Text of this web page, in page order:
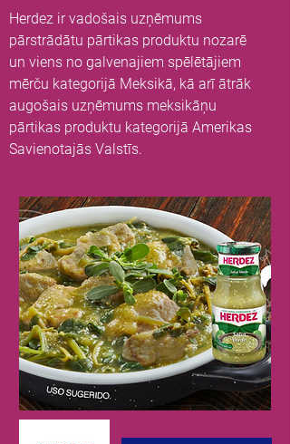
Herdez ir vadošais uzņēmums
pārstrādātu pārtikas produktu nozarē
un viens no galvenajiem spēlētājiem
mērču kategorijā Meksikā, kā arī ātrāk
augošais uzņēmums meksikāņu
pārtikas produktu kategorijā Amerikas
Savienotajās Valstīs.